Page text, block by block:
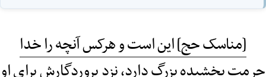
[مناسک حج] این است و هرکس آنچه را خدا
حرمت بخشیده بزرگ دارد، نزد پروردگارش برای او